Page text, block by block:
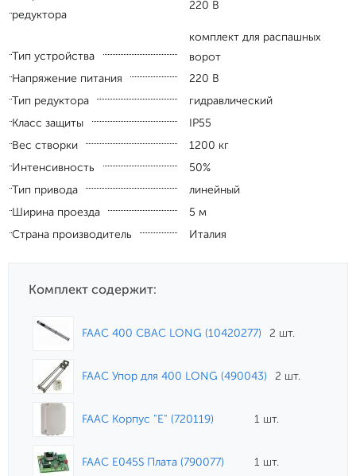
редуктора
220 В
Тип устройства
комплект для распашных
ворот
Напряжение питания
220 В
Тип редуктора
гидравлический
Класс защиты
IP55
Вес створки
1200 кг
Интенсивность
50%
Тип привода
линейный
Ширина проезда
5 м
Страна производитель
Италия
Комплект содержит:
FAAC 400 CBAC LONG (10420277) 2 шт.
FAAC Упор для 400 LONG (490043) 2 шт.
FAAC Корпус "Е" (720119) 1 шт.
FAAC E045S Плата (790077) 1 шт.